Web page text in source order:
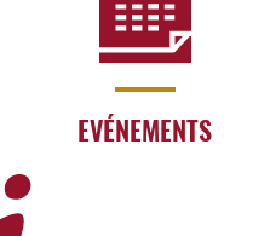
EVÉNEMENTS